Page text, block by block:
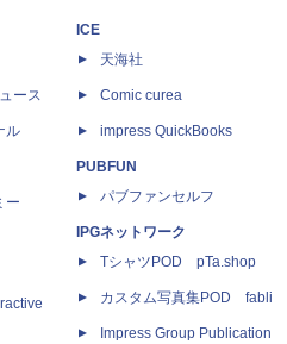
ース
ル
ー
ICE
天海社
Comic curea
impress QuickBooks
PUBFUN
パブファンセルフ
IPGネットワーク
TシャツPOD pTa.shop
カスタム写真集POD fabli
Impress Group Publication